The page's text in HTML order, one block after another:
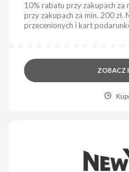
10% rabatu przy zakupach za
przy zakupach za min. 200
przecenionych i kart
ZOBACZ